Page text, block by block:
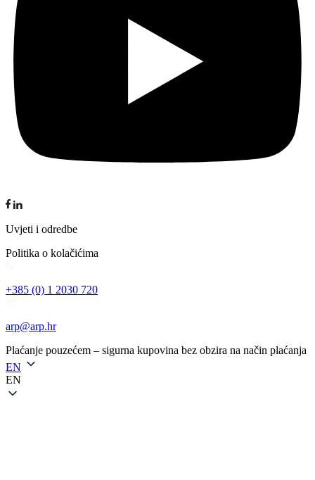
Uvjeti i odredbe
Politika o kolačićima
+385 (0) 1 2030 720
arp@arp.hr
Plaćanje pouzećem – sigurna kupovina bez obzira na način plaćanja
EN
EN